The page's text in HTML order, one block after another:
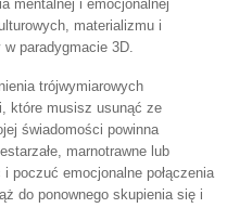
mentalnej i emocjonalnej
materializmu i
paradygmacie 3D.
trójwymiarowych
które musisz usunąć ze
świadomości powinna
marnotrawne lub
poczuć emocjonalne połączenia
do ponownego skupienia się i